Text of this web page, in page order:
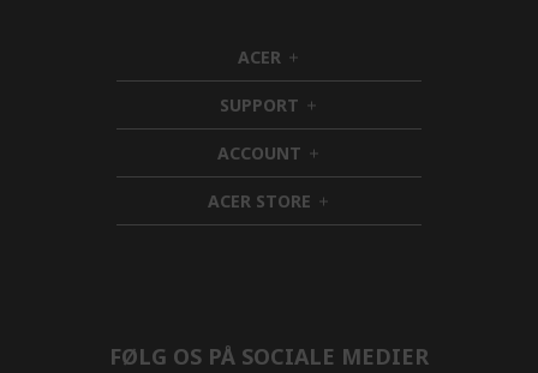
ACER h
i
d
d
e
n
SUPPORT h
i
d
e
n
ACCOUNT h
i
d
d
ACER STORE h
i
FØLG OS PÅ SOCIALE MEDIER